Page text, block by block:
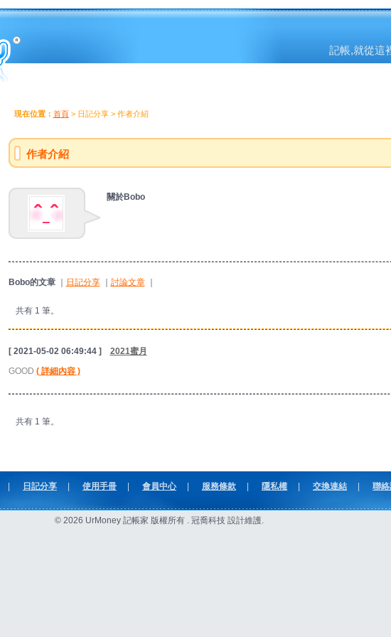
記帳,就從這
現在位置： 首頁> 日記分享 > 作者介紹
作者介紹
關於Bobo
Bobo的文章 日記分享｜ 討論文章｜
共有 1 筆。
[ 2021-05-02 06:49:44 ]
2021蜜月
GOOD ( 詳細內容 )
共有 1 筆。
日記分享 使用手冊 會員中心 服務條款 隱私權 交換連結 聯
© 2026 UrMoney 記帳家 版權所有 . 冠喬科技 設計維護.